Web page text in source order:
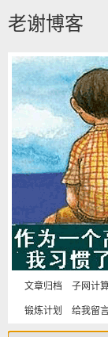
老谢博客
文章归档 子网计
锻炼计划 给我留